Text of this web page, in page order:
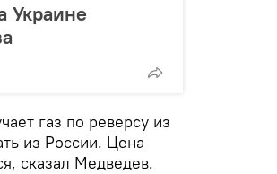
Украине
газ по реверсу из
из России. Цена
сказал Медведев.